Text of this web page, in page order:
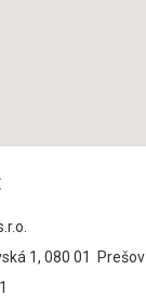
1, 080 01 Prešov